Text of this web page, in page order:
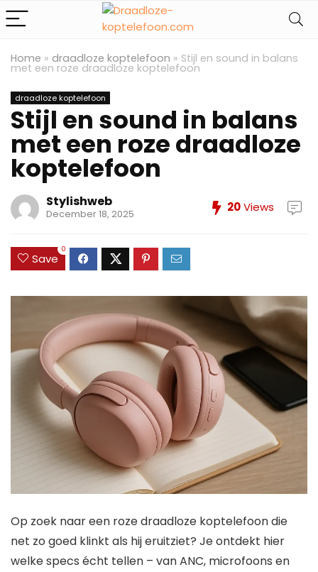
Home » draadloze koptelefoon » Stijl en sound in balans
met een roze draadloze koptelefoon
draadloze koptelefoon
Stijl en sound in balans
met een roze draadloze
koptelefoon
Stylishweb
December 18, 2025 20Views
Save
0
Op zoek naar een roze draadloze koptelefoon die
net zo goed klinkt als hij eruitziet? Je ontdekt hier
welke specs écht tellen – van ANC, microfoons en